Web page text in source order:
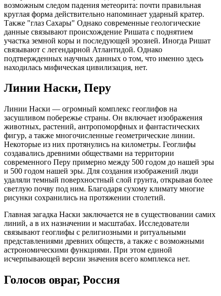
возможным следом падения метеорита: почти правильная
круглая форма действительно напоминает ударный кратер.
Также "глаз Сахары" Однако современные геологические
данные связывают происхождение Ришата с поднятием
участка земной коры и последующей эрозией. Иногда Ришат
связывают с легендарной Атлантидой. Однако
подтвержденных научных данных о том, что именно здесь
находилась мифическая цивилизация, нет.
Линии Наски, Перу
Линии Наски — огромный комплекс геоглифов на
засушливом побережье страны. Он включает изображения
животных, растений, антропоморфных и фантастических
фигур, а также многочисленные геометрические линии.
Некоторые из них протянулись на километры. Геоглифы
создавались древними обществами на территории
современного Перу примерно между 500 годом до нашей эры
и 500 годом нашей эры. Для создания изображений люди
удаляли темный поверхностный слой грунта, открывая более
светлую почву под ним. Благодаря сухому климату многие
рисунки сохранились на протяжении столетий.
Главная загадка Наски заключается не в существовании самих
линий, а в их назначении и масштабах. Исследователи
связывают геоглифы с религиозными и ритуальными
представлениями древних обществ, а также с возможными
астрономическими функциями. При этом единой
исчерпывающей версии значения всего комплекса нет.
Голосов овраг, Россия